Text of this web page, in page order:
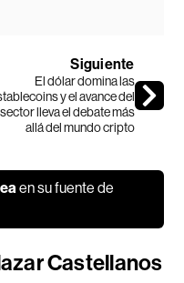
Siguiente
El dólar domina las
y el avance del
sector lleva el debate más
allá del mundo cripto
en su fuente de
Castellanos